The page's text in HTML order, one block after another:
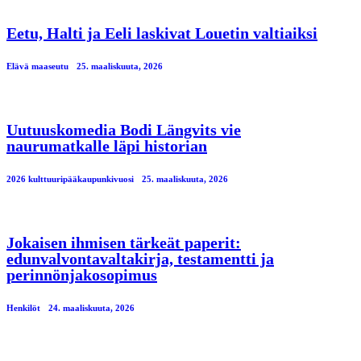
Eetu, Halti ja Eeli laskivat Louetin valtiaiksi
Elävä maaseutu 25. maaliskuuta, 2026
Uutuuskomedia Bodi Längvits vie
naurumatkalle läpi historian
2026 kulttuuripääkaupunkivuosi 25. maaliskuuta, 2026
Jokaisen ihmisen tärkeät paperit:
edunvalvontavaltakirja, testamentti ja
perinnönjakosopimus
Henkilöt 24. maaliskuuta, 2026